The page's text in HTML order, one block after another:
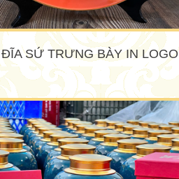
ĐĨA SỨ TRƯNG BÀY IN LOGO